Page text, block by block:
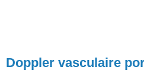
Doppler vasculaire